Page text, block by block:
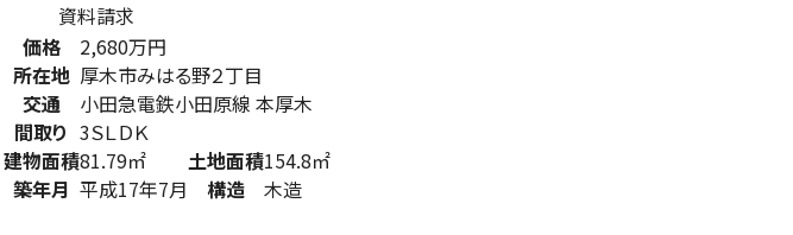
資料請求
価格
2,680万円
所在地 厚木市みはる野２丁目
交通
小田急電鉄小田原線 本厚木
間取り 3ＳＬＤＫ
建物面積81.79㎡ 土地面積154.8㎡
築年月 平成17年7月 構造
木造